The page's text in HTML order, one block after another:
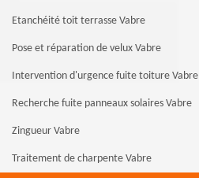
Etanchéité toit terrasse Vabre
Pose et réparation de velux Vabre
Intervention d'urgence fuite toiture Vabre
Recherche fuite panneaux solaires Vabre
Zingueur Vabre
Traitement de charpente Vabre